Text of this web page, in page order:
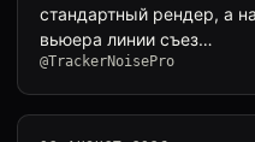
стандартный рендер, а
вьюера линии съез…
@TrackerNoisePro